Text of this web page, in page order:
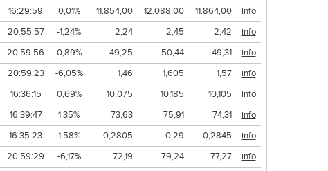
16:29:59 0,01% 11.854,00 12.088,00 11.864,00
info
20:55:57 -1,24% 2,24 2,45 2,42
info
20:59:56 0,89% 49,25 50,44 49,31
info
20:59:23 -6,05% 1,46 1,605 1,57
info
16:36:15 0,69% 10,075 10,185 10,105
info
16:39:47 1,35% 73,63 75,91 74,31
info
16:35:23 1,58% 0,2805 0,29 0,2845
info
20:59:29 -6,17% 72,19 79,24 77,27
info